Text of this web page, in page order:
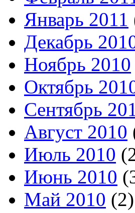
Январь 2011
Декабрь
Ноябрь 2010
Октябрь
Сентябрь
Август 2010
Июль 2010
Июнь 2010
Май 2010 (2)